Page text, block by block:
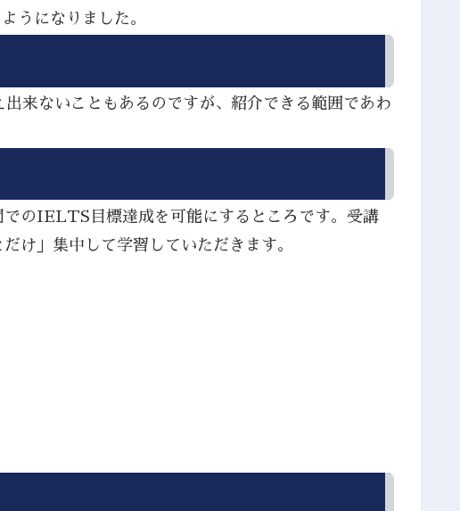
うになりました。
来ないこともあるのですが、紹介できる範囲であわ
のIELTS目標達成を可能にするところです。受講
け」集中して学習していただきます。